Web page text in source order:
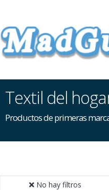
Textil del
Productos de primeras
No hay filtros